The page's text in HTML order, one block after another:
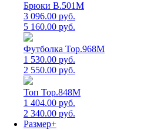
Брюки B.501M
3 096.00 руб.
5 160.00 руб.
Футболка Top.968M
1 530.00 руб.
2 550.00 руб.
Топ Top.848M
1 404.00 руб.
2 340.00 руб.
Размер+